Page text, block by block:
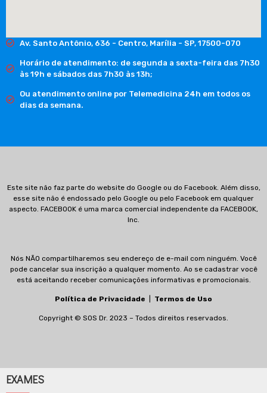
Av. Santo Antônio, 636 - Centro, Marília - SP, 17500-070
Horário de atendimento: de segunda a sexta-feira das 7h30
às 19h e sábados das 7h30 às 13h;
Ou atendimento online por Telemedicina 24h em todos os
dias da semana.
Este site não faz parte do website do Google ou do Facebook. Além disso,
esse site não é endossado pelo Google ou pelo Facebook em qualquer
aspecto. FACEBOOK é uma marca comercial independente da FACEBOOK,
Inc.
Nós NÃO compartilharemos seu endereço de e-mail com ninguém. Você
pode cancelar sua inscrição a qualquer momento. Ao se cadastrar você
está aceitando receber comunicações informativas e promocionais.
Política de Privacidade Termos de Uso
Copyright © SOS Dr. 2023 – Todos direitos reservados.
EXAMES